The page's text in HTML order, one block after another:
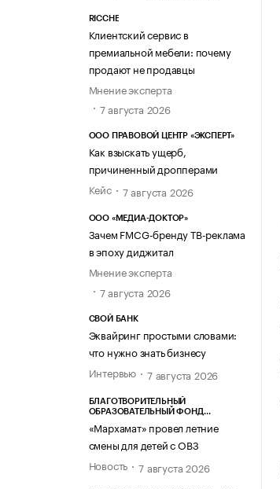
RICCHE
Клиентский сервис в
премиальной мебели: почему
продают не продавцы
Мнение эксперта
7 августа 2026
ООО ПРАВОВОЙ ЦЕНТР «ЭКСПЕРТ»
Как взыскать ущерб,
причиненный дропперами
Кейс
7 августа 2026
ООО «МЕДИА-ДОКТОР»
Зачем FMCG-бренду ТВ-реклама
в эпоху диджитал
Мнение эксперта
7 августа 2026
СВОЙ БАНК
Эквайринг простыми словами:
что нужно знать бизнесу
Интервью
7 августа 2026
БЛАГОТВОРИТЕЛЬНЫЙ
ОБРАЗОВАТЕЛЬНЫЙ ФОНД
«Мархамат» провел летние
смены для детей с ОВЗ
Новость
7 августа 2026